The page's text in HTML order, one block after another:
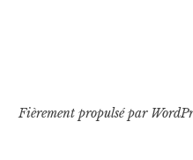
Fièrement propulsé par